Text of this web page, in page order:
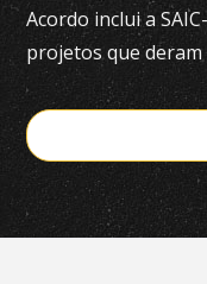
Acordo inclui a
projetos que
vendidos